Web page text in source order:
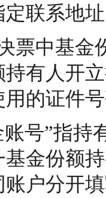
定联系地
有人开
用的证件
金份额
户分开